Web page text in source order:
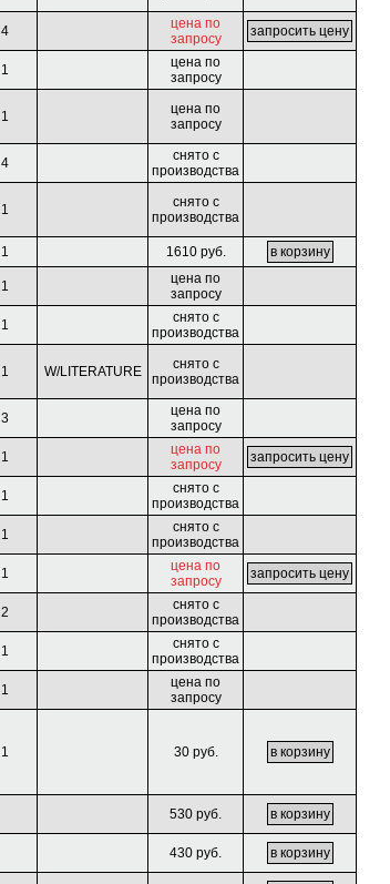
4
цена по
запросу
1
цена по
запросу
1
цена по
запросу
4
снято с
производства
1
снято с
производства
1 1610 руб.
1
цена по
запросу
1
снято с
производства
1 W/LITERATURE
снято с
производства
3
цена по
запросу
1
цена по
запросу
1
снято с
производства
1
снято с
производства
1
цена по
запросу
2
снято с
производства
1
снято с
производства
1
цена по
запросу
1 30 руб.
530 руб.
430 руб.